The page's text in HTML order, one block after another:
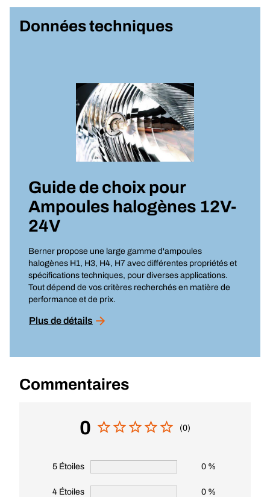
Données techniques
Guide de choix pour
Ampoules halogènes 12V-
24V
Berner propose une large gamme d'ampoules
halogènes H1, H3, H4, H7 avec différentes propriétés et
spécifications techniques, pour diverses applications.
Tout dépend de vos critères recherchés en matière de
performance et de prix.
Plus de détails
Commentaires
0 (0)
5 Étoiles 0 %
4 Étoiles 0 %